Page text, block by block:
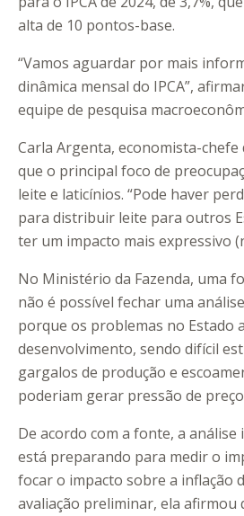
alta de 10 pontos-base.
“Vamos aguardar por mais
dinâmica mensal do IPCA”,
equipe de pesquisa
Carla Argenta, economista-chefe
que o principal foco de
leite e laticínios. “Pode haver
para distribuir leite para outros
ter um impacto mais expressivo
No Ministério da Fazenda, uma
não é possível fechar uma
porque os problemas no Estado
desenvolvimento, sendo difícil
gargalos de produção e
poderiam gerar pressão de
De acordo com a fonte, a
está preparando para medir o
focar o impacto sobre a inflação
avaliação preliminar, ela afirmou